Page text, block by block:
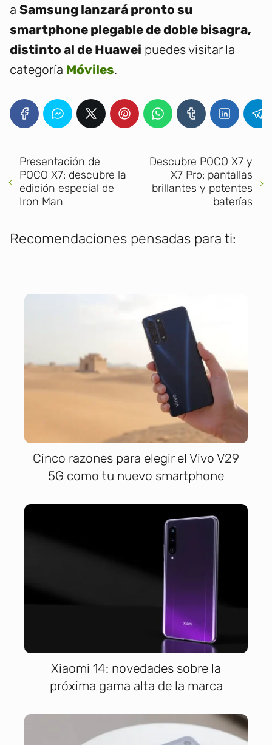
a Samsung lanzará pronto su
smartphone plegable de doble bisagra,
distinto al de Huawei puedes visitar la
categoría Móviles.
Presentación de
POCO X7: descubre la
edición especial de
Iron Man
Descubre POCO X7 y
X7 Pro: pantallas
brillantes y potentes
baterías
Recomendaciones pensadas para ti:
Cinco razones para elegir el Vivo V29
5G como tu nuevo smartphone
Xiaomi 14: novedades sobre la
próxima gama alta de la marca